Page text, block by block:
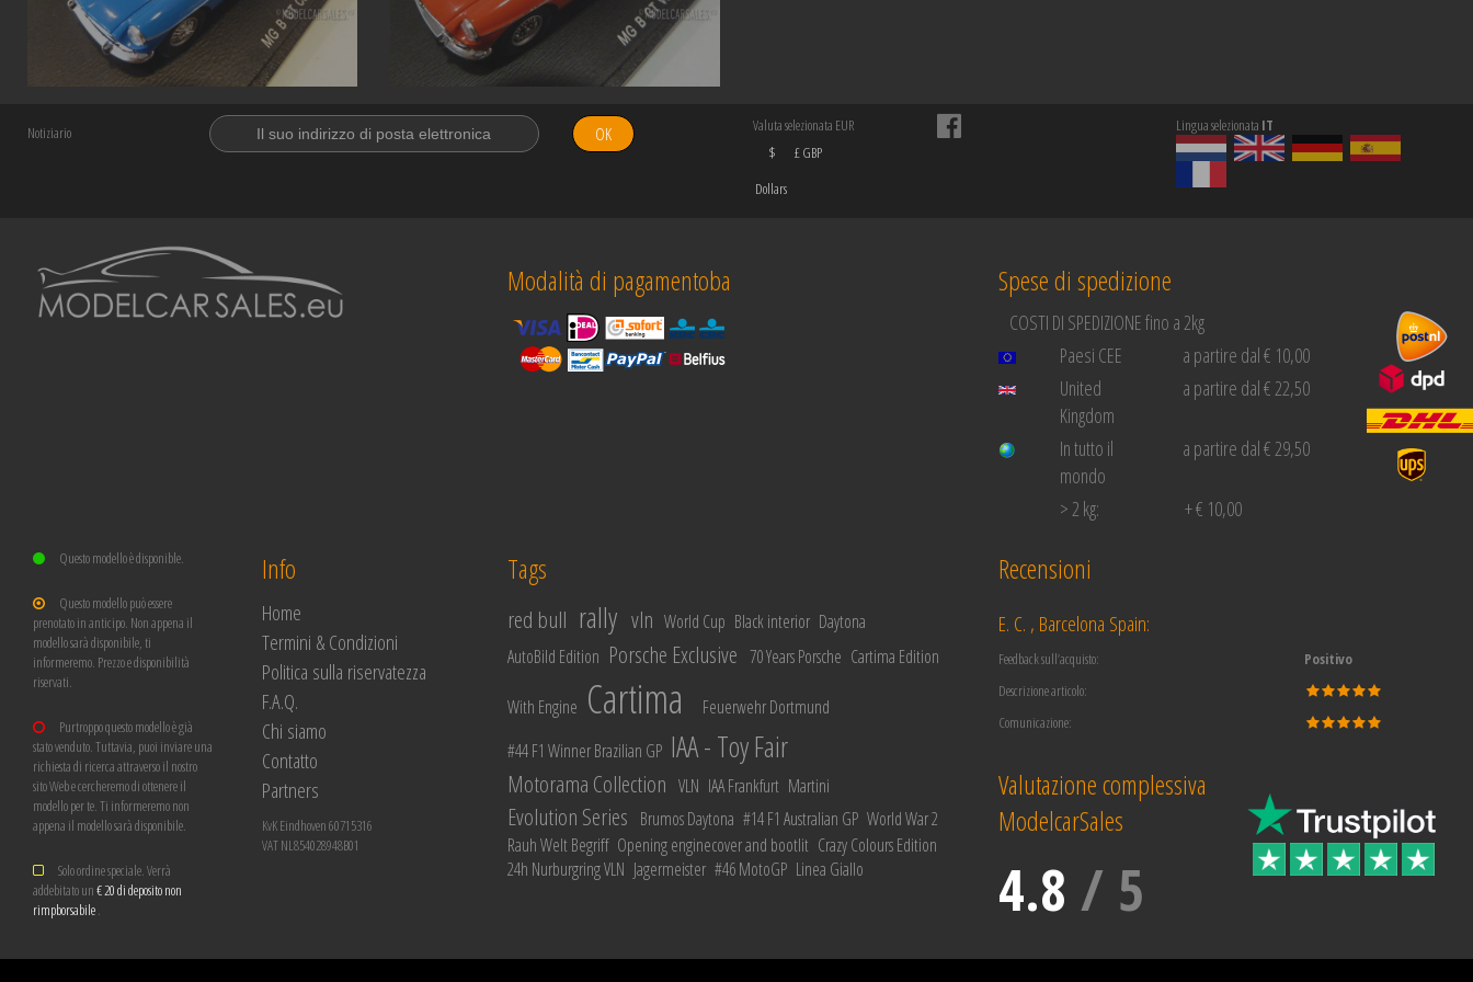
Notiziario OK
Valuta selezionata EUR
$
Dollars
£ GBP
Lingua selezionata IT
Modalità di pagamentoba Spese di spedizione
COSTI DI SPEDIZIONE fino a 2kg
Paesi CEE
a partire dal € 10,00
United
Kingdom
a partire dal € 22,50
In tutto il
mondo
a partire dal € 29,50
> 2 kg: + € 10,00
Questo modello è disponible.
Questo modello può essere
prenotato in anticipo. Non appena il
modello sarà disponibile, ti
informeremo. Prezzo e disponibilità
riservati.
Purtroppo questo modello è già
stato venduto. Tuttavia, puoi inviare una
richiesta di ricerca attraverso il nostro
sito Web e cercheremo di ottenere il
modello per te. Ti informeremo non
appena il modello sarà disponibile.
Solo ordine speciale. Verrà
addebitato un€ 20 di deposito non
rimpborsabile.
Info
Home
Termini & Condizioni
Politica sulla riservatezza
F.A.Q.
Chi siamo
Contatto
Partners
KvK Eindhoven 60715316
VAT NL854028948B01
Tags
red bull rally vln World Cup Black interior Daytona
AutoBild Edition Porsche Exclusive 70 Years Porsche Cartima Edition
With Engine Cartima
Feuerwehr Dortmund
#44 F1 Winner Brazilian GP IAA - Toy Fair
Motorama Collection VLN IAA Frankfurt Martini
Evolution Series Brumos Daytona #14 F1 Australian GP World War 2
Rauh Welt Begriff Opening enginecover and bootlit Crazy Colours Edition
24h Nurburgring VLN Jagermeister #46 MotoGP Linea Giallo
Recensioni
E. C. , Barcelona Spain:
Feedback sull’acquisto:
Positivo
Descrizione articolo:
Comunicazione:
Valutazione complessiva
ModelcarSales
4.8 / 5